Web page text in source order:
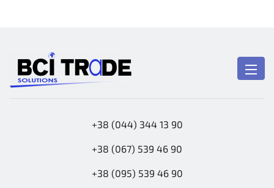
+38 (044) 344 13 90
+38 (067) 539 46 90
+38 (095) 539 46 90